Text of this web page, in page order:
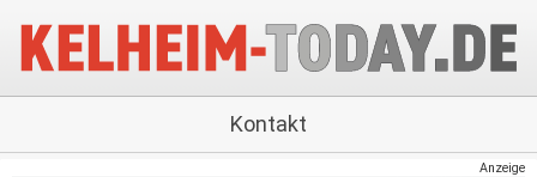
Kontakt
Anzeige